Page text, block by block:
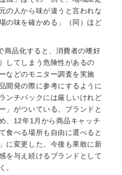
の人から味が違うと言われな
の味を確かめる」（同）ほど
商品化すると、消費者の嗜好
してしまう危険性があるの
などのモニター調査を実施
開発の際に参考にするように
ンチパックには厳しいけれど
」がついている。ブランドと
、12年1月から商品キャッチ
食べる場所も自由に選べると
に変更した。今後も果敢に新
を与え続けるブランドとして
。